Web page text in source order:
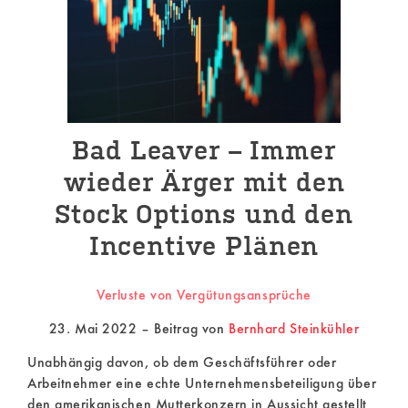
Immer
Ärger
den
Stock
Options
Incentive
Plänen
Bad Leaver – Immer
wieder Ärger mit den
Stock Options und den
Incentive Plänen
Verluste von Vergütungsansprüche
23. Mai 2022 – Beitrag von Bernhard Steinkühler
Unabhängig davon, ob dem Geschäftsführer oder
Arbeitnehmer eine echte Unternehmensbeteiligung über
den amerikanischen Mutterkonzern in Aussicht gestellt